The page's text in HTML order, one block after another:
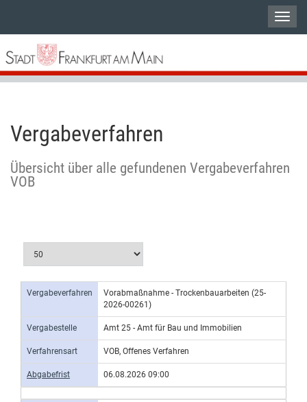
Vergabeverfahren
Übersicht über alle gefundenen Vergabeverfahren
VOB
Vergabeverfahren
Vorabmaßnahme - Trockenbauarbeiten (25-
2026-00261)
Vergabestelle Amt 25 - Amt für Bau und Immobilien
Verfahrensart VOB, Offenes Verfahren
Abgabefrist 06.08.2026 09:00